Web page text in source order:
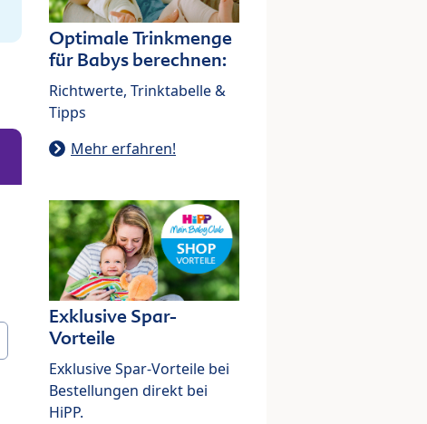
Optimale Trinkmenge
für Babys berechnen:
Richtwerte, Trinktabelle &
Tipps
Mehr erfahren!
Exklusive Spar-
Vorteile
Exklusive Spar-Vorteile bei
Bestellungen direkt bei
HiPP.